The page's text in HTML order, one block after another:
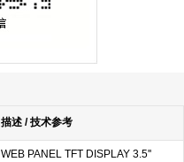
描述 / 技术参考
WEB PANEL TFT DISPLAY 3.5''